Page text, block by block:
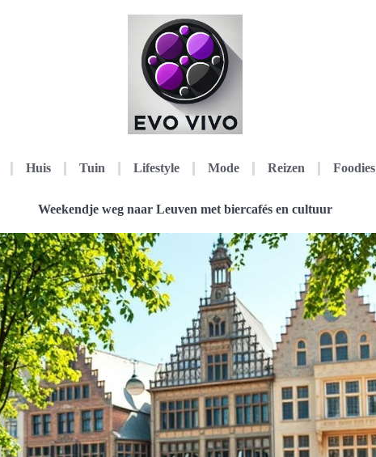
Huis Tuin Lifestyle Mode Reizen Foodies
Weekendje weg naar Leuven met biercafés en cultuur